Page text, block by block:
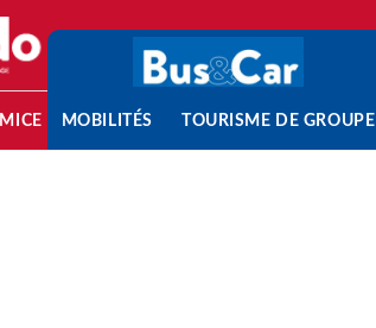
MICE MOBILITÉS TOURISME DE GROUPE